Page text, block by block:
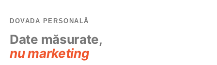
DOVADA PERSONALĂ
Date măsurate,
nu marketing